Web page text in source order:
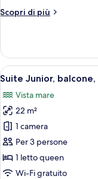
mare
Scopri di più
Altri
Royal,
idromassaggio,
vista
Apri
tutte
le
foto
per
Suite
Junior,
balcone,
5
Suite Junior,
Vista mare
22 m²
1 camera
Per 3 persone
1 letto queen
Wi-Fi gratuito